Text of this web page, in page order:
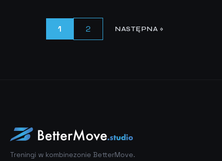
1 2 NASTĘPNA »
Treningi w kombinezonie BetterMove.